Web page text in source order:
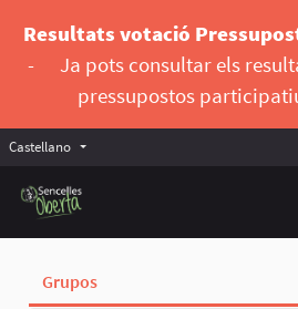
Resultats votació
-
Ja pots consultar els
pressupostos
Castellano Triar la llengua
Grupos